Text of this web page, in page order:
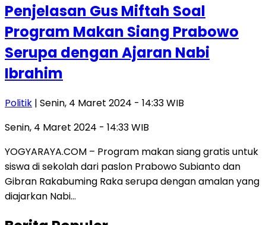
Penjelasan Gus Miftah Soal
Program Makan Siang Prabowo
Serupa dengan Ajaran Nabi
Ibrahim
Politik | Senin, 4 Maret 2024 - 14:33 WIB
Senin, 4 Maret 2024 - 14:33 WIB
YOGYARAYA.COM – Program makan siang gratis untuk
siswa di sekolah dari paslon Prabowo Subianto dan
Gibran Rakabuming Raka serupa dengan amalan yang
diajarkan Nabi…